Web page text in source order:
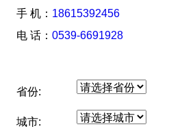
手 机： 18615392456
电 话： 0539-6691928
省份:
城市: